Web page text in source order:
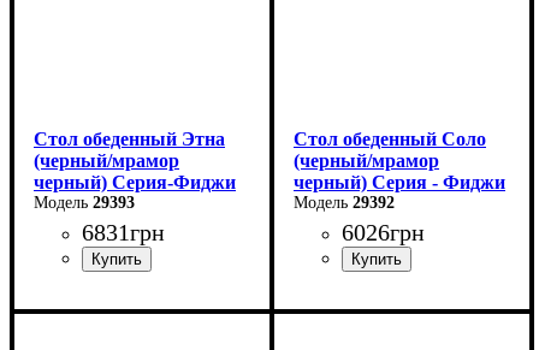
Стол обеденный Этна
(черный/мрамор
черный) Серия-Фиджи
29393
6831грн
Ширина: 120 см
Стол обеденный Соло
(черный/мрамор
черный) Серия - Фиджи
29392
6026грн
Длина: 110 см